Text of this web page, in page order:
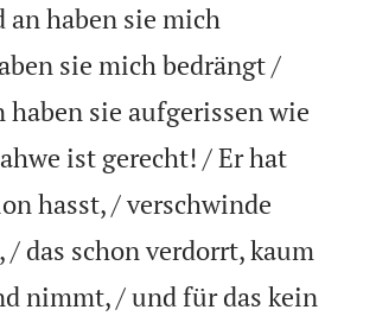
an haben sie mich
sie mich bedrängt /
haben sie aufgerissen wie
ist gerecht! / Er hat
hasst, / verschwinde
/ das schon verdorrt, kaum
nimmt, / und für das kein